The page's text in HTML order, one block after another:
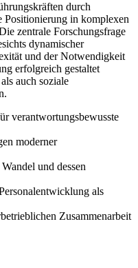
durch
Positionierung in komplexen
zentrale Forschungsfrage
dynamischer
und der Notwendigkeit
erfolgreich gestaltet
auch soziale
verantwortungsbewusste
moderner
und dessen
als
Zusammenarbeit